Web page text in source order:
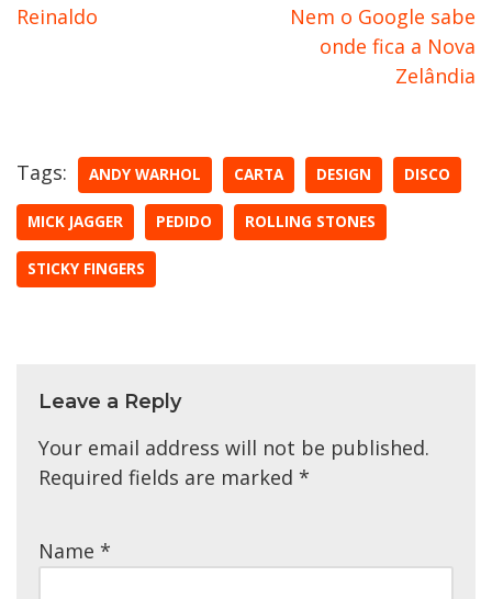
Reinaldo
Nem o Google sabe
onde fica a Nova
Zelândia
Tags: ANDY WARHOL CARTA DESIGN DISCO
MICK JAGGER PEDIDO ROLLING STONES
STICKY FINGERS
Leave a Reply
Your email address will not be published.
Required fields are marked *
Name *